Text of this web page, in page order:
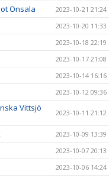
Onsala 2023-10-21 21:24
2023-10-20 11:33
2023-10-18 22:19
2023-10-17 21:08
2023-10-14 16:16
2023-10-12 09:36
Vittsjö
2023-10-11 21:12
2023-10-09 13:39
2023-10-07 20:13
2023-10-06 14:24